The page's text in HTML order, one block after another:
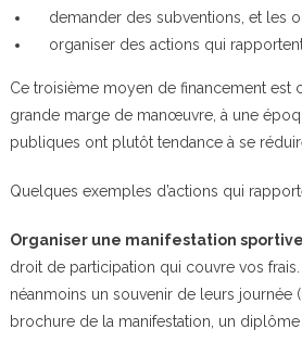
demander des subventions, et les
organiser des actions qui
Ce troisième moyen de financement est
grande marge de manœuvre, à une
publiques ont plutôt tendance à se
Quelques exemples d’actions qui
Organiser une manifestation
droit de participation qui couvre vos
néanmoins un souvenir de leurs journée
brochure de la manifestation, un